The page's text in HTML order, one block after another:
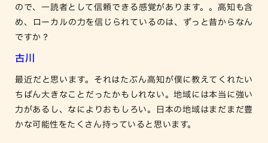
ので、一読者として信頼できる感覚があります。。高知も含
め、ローカルの力を信じられているのは、ずっと昔からなん
ですか？
古川
最近だと思います。それはたぶん高知が僕に教えてくれたい
ちばん大きなことだったかもしれない。地域には本当に強い
力があるし、なによりおもしろい。日本の地域はまだまだ豊
かな可能性をたくさん持っていると思います。